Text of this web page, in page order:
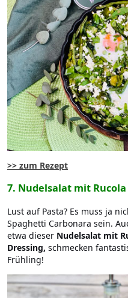
>> zum Rezept
7. Nudelsalat mit
Lust auf Pasta? Es muss ja
Spaghetti Carbonara sein.
etwa dieser Nudelsalat mit
Dressing, schmecken
Frühling!